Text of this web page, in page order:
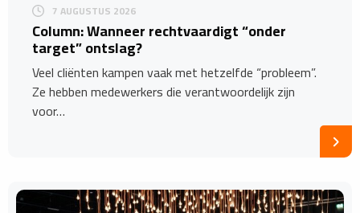
7 AUGUSTUS 2026
Column: Wanneer rechtvaardigt “onder
target” ontslag?
Veel cliënten kampen vaak met hetzelfde “probleem”.
Ze hebben medewerkers die verantwoordelijk zijn
voor…